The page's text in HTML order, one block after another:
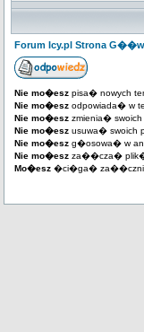
Forum Icy.pl Strona
Nie mo�esz pisa� nowych
Nie mo�esz odpowiada� w
Nie mo�esz zmienia�
Nie mo�esz usuwa� swoich
Nie mo�esz g�osowa� w
Nie mo�esz za��cza�
Mo�esz �ci�ga�